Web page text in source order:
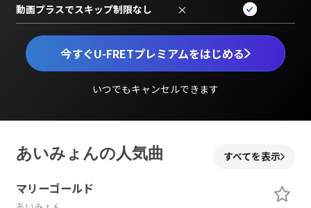
今すぐU-FRETプレミアムをはじめる
いつでもキャンセルできます
動画プラスでスキップ制限なし ×
あいみょんの人気曲 すべてを表示
マリーゴールド